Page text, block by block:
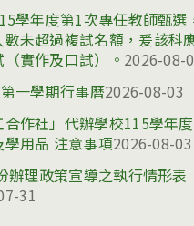
學年度第1次專任教師甄選
未超過複試名額，爰該科
實作及口試）。 2026-08-
一學期行事曆2026-08-03
合作社」代辦學校115學年
用品 注意事項2026-08-03
辦理政策宣導之執行情形表
31